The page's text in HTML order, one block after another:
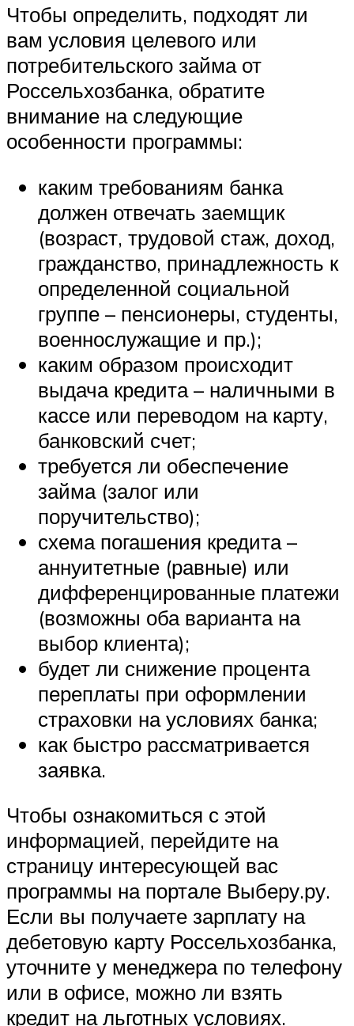
Чтобы определить, подходят ли
вам условия целевого или
потребительского займа от
Россельхозбанка, обратите
внимание на следующие
особенности программы:
каким требованиям банка
должен отвечать заемщик
(возраст, трудовой стаж, доход,
гражданство, принадлежность к
определенной социальной
группе – пенсионеры, студенты,
военнослужащие и пр.);
каким образом происходит
выдача кредита – наличными в
кассе или переводом на карту,
банковский счет;
требуется ли обеспечение
займа (залог или
поручительство);
схема погашения кредита –
аннуитетные (равные) или
дифференцированные платежи
(возможны оба варианта на
выбор клиента);
будет ли снижение процента
переплаты при оформлении
страховки на условиях банка;
как быстро рассматривается
заявка.
Чтобы ознакомиться с этой
информацией, перейдите на
страницу интересующей вас
программы на портале Выберу.ру.
Если вы получаете зарплату на
дебетовую карту Россельхозбанка,
уточните у менеджера по телефону
или в офисе, можно ли взять
кредит на льготных условиях.